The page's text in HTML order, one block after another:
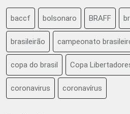
baccf bolsonaro BRAFF
brasileirão campeonato
copa do brasil Copa
coronavirus coronavírus